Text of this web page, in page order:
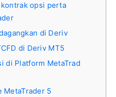
opsi perta
di Deriv
di Deriv MT5
di Platform MetaTrad
MetaTrader 5